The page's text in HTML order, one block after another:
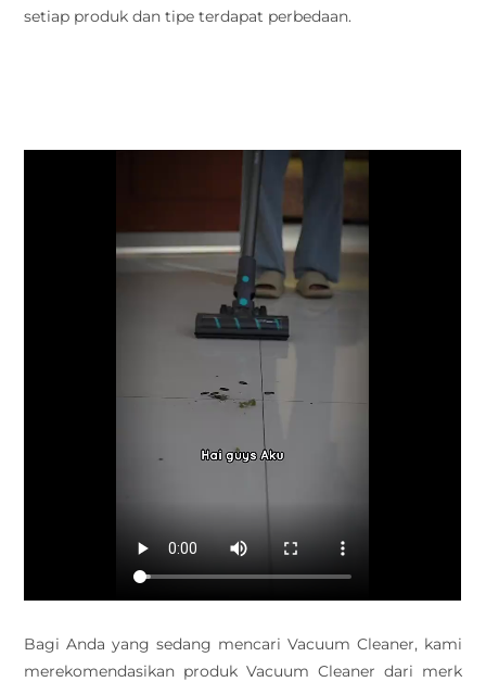
setiap produk dan tipe terdapat perbedaan.
Bagi Anda yang sedang mencari Vacuum Cleaner, kami
merekomendasikan produk Vacuum Cleaner dari merk